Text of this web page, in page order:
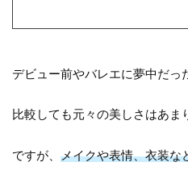
デビュー前やバレエに夢中だっ
比較しても元々の美しさはあま
ですが、メイクや表情、衣装な